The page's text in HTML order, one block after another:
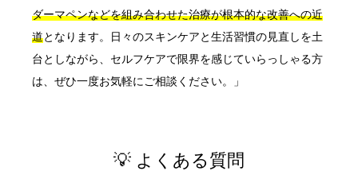
ダーマペンなどを組み合わせた治療が根本的な改善への近
道となります。日々のスキンケアと生活習慣の見直しを土
台としながら、セルフケアで限界を感じていらっしゃる方
は、ぜひ一度お気軽にご相談ください。」
💡 よくある質問